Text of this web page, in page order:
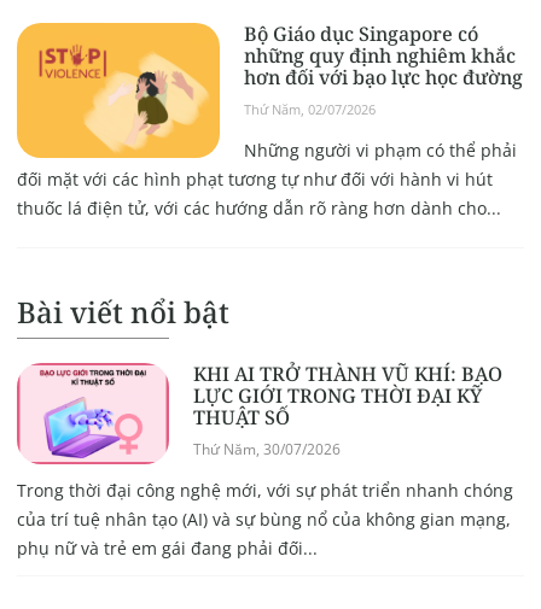
Bộ Giáo dục Singapore có
những quy định nghiêm khắc
hơn đối với bạo lực học đường
Thứ Năm, 02/07/2026
Những người vi phạm có thể phải
đối mặt với các hình phạt tương tự như đối với hành vi hút
thuốc lá điện tử, với các hướng dẫn rõ ràng hơn dành cho...
Bài viết nổi bật
KHI AI TRỞ THÀNH VŨ KHÍ: BẠO
LỰC GIỚI TRONG THỜI ĐẠI KỸ
THUẬT SỐ
Thứ Năm, 30/07/2026
Trong thời đại công nghệ mới, với sự phát triển nhanh chóng
của trí tuệ nhân tạo (AI) và sự bùng nổ của không gian mạng,
phụ nữ và trẻ em gái đang phải đối...